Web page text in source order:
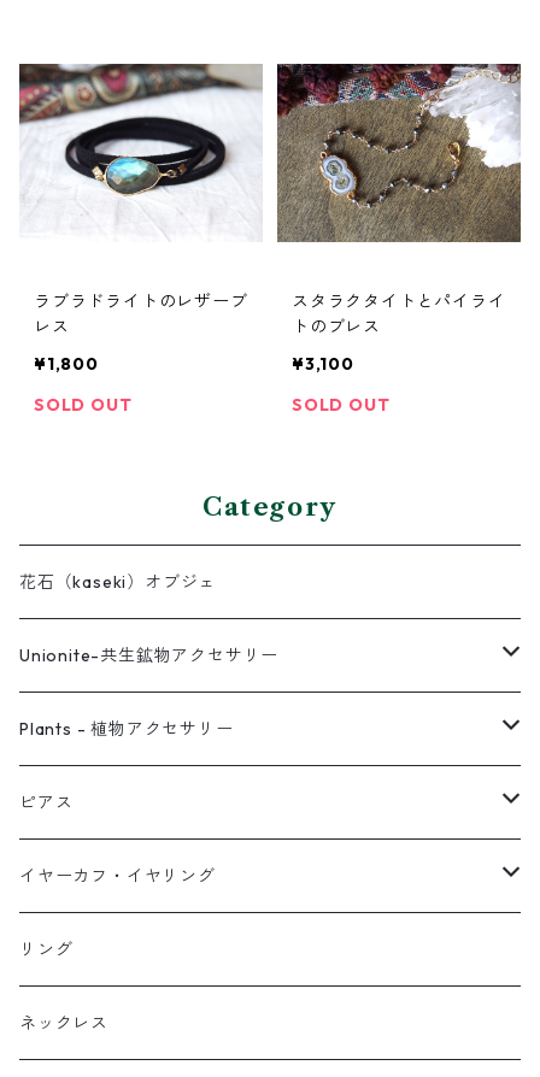
ラブラドライトのレザーブ
レス
¥1,800
SOLD OUT
スタラクタイトとパイライ
トのブレス
¥3,100
SOLD OUT
Category
花石（kaseki）オブジェ
Unionite-共生鉱物アクセサリー
ピアス
ネックレス
イヤーカフ
イヤリング
Plants - 植物アクセサリー
ピアス
ネックレス
リング
ブレス
ピアス
スタッド・一粒
フック・ぶら下がり
フープ
イヤーカフ・イヤリング
原石イヤーカフ
植物イヤーカフ
リング
ネックレス